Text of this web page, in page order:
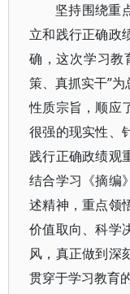
坚持围绕重
立和践行正确政
确，这次学习教
策、真抓实干”
性质宗旨，顺应
很强的现实性、
践行正确政绩观
结合学习《摘编
述精神，重点领
价值取向、科学
风，真正做到深
贯穿于学习教育